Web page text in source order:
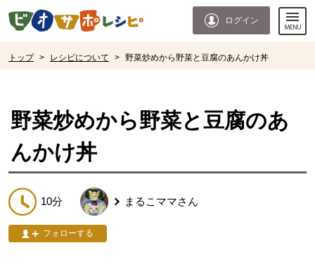
ページの先頭です。
ログイン
トップ > レシピについて > 野菜炒めから野菜と豆腐のあんかけ丼
野菜炒めから野菜と豆腐のあ
んかけ丼
10分 まるこママさん
フォローする